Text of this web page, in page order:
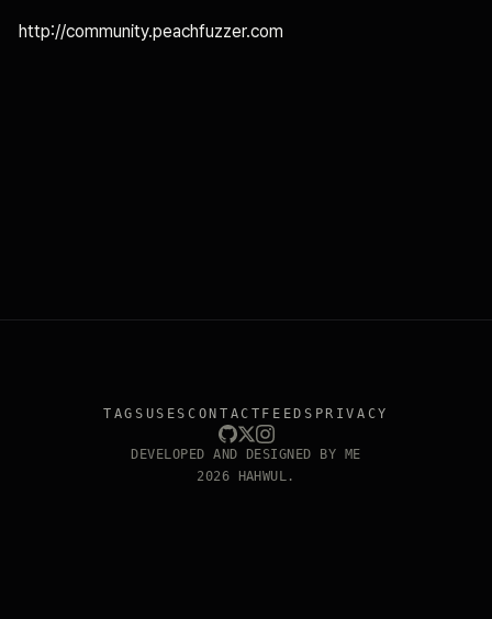
http://community.peachfuzzer.com
TAGS USESCONTACT FEEDS PRIVACY
DEVELOPED AND DESIGNED BY ME
2026 HAHWUL.